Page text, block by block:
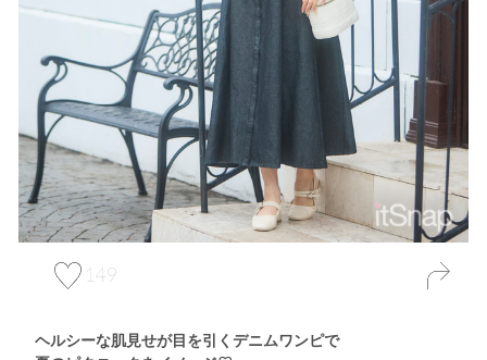
149
ヘルシーな肌見せが目を引くデニムワンピで